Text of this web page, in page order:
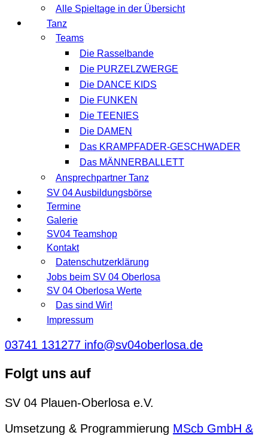
Alle Spieltage in der Übersicht
Tanz
Teams
Die Rasselbande
Die PURZELZWERGE
Die DANCE KIDS
Die FUNKEN
Die TEENIES
Die DAMEN
Das KRAMPFADER-GESCHWADER
Das MÄNNERBALLETT
Ansprechpartner Tanz
SV 04 Ausbildungsbörse
Termine
Galerie
SV04 Teamshop
Kontakt
Datenschutzerklärung
Jobs beim SV 04 Oberlosa
SV 04 Oberlosa Werte
Das sind Wir!
Impressum
03741 131277 info@sv04oberlosa.de
Folgt uns auf
SV 04 Plauen-Oberlosa e.V.
Umsetzung & Programmierung MScb GmbH &